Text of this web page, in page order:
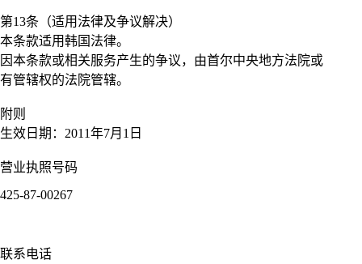
第13条（适用法律及争议解决）
本条款适用韩国法律。
因本条款或相关服务产生的争议，由首尔中央地方法院或
有管辖权的法院管辖。
附则
生效日期：2011年7月1日
营业执照号码
425-87-00267
联系电话